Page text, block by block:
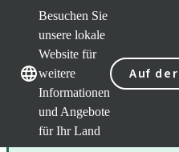
Besuchen Sie
unsere lokale
Website für
weitere
Informationen
und Angebote
für Ihr Land
Auf
Kategorien